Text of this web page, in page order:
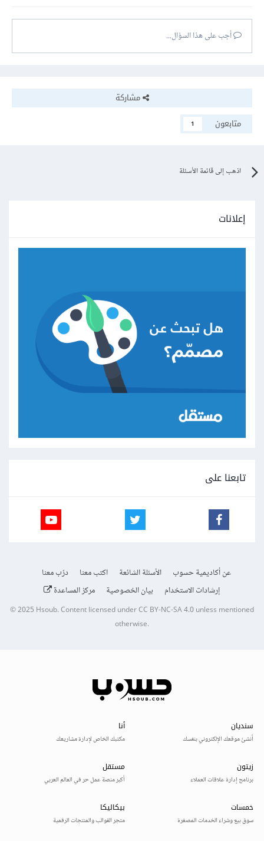
أجب على هذا السؤال...
مشاركة
متابعون
1
اذهب إلى قائمة الأسئلة
إعلانات
تابعنا على
عن أكاديمية حسوب الأسئلة الشائعة اكتب معنا
درّب معنا
إرشادات الاستخدام
بيان الخصوصية مركز المساعدة
© 2025Hsoub.Content licensed underCC BY-NC-SA 4.0unless mentioned
otherwise.